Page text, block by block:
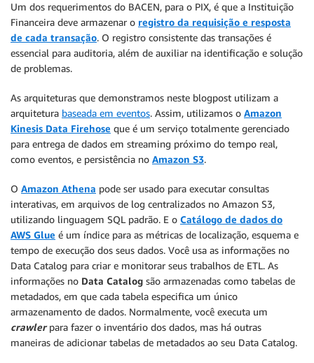
Um dos requerimentos do BACEN, para o PIX, é que a Instituição
Financeira deve armazenar o registro da requisição e resposta
de cada transação. O registro consistente das transações é
essencial para auditoria, além de auxiliar na identificação e solução
de problemas.
As arquiteturas que demonstramos neste blogpost utilizam a
arquitetura baseada em eventos. Assim, utilizamos o Amazon
Kinesis Data Firehose que é um serviço totalmente gerenciado
para entrega de dados em streaming próximo do tempo real,
como eventos, e persistência no Amazon S3.
O Amazon Athena pode ser usado para executar consultas
interativas, em arquivos de log centralizados no Amazon S3,
utilizando linguagem SQL padrão. E o Catálogo de dados do
AWS Glue é um índice para as métricas de localização, esquema e
tempo de execução dos seus dados. Você usa as informações no
Data Catalog para criar e monitorar seus trabalhos de ETL. As
informações no Data Catalog são armazenadas como tabelas de
metadados, em que cada tabela especifica um único
armazenamento de dados. Normalmente, você executa um
crawlerpara fazer o inventário dos dados, mas há outras
maneiras de adicionar tabelas de metadados ao seu Data Catalog.